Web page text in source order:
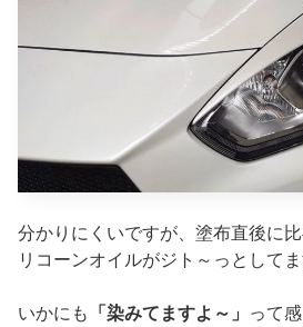
分かりにくいですが、塗布直後に
リコーンオイルがジト～っとしてま
いかにも 「染みてますよ～」 って感